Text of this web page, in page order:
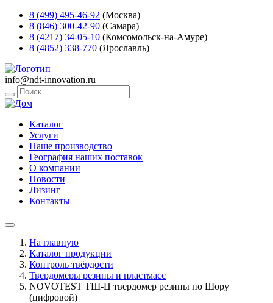
8 (499) 495-46-92 (Москва)
8 (846) 300-42-90 (Самара)
8 (4217) 34-05-10 (Комсомольск-на-Амуре)
8 (4852) 338-770 (Ярославль)
info@ndt-innovation.ru
Каталог
Услуги
Наше производство
География наших поставок
О компании
Новости
Лизинг
Контакты
На главную
Каталог продукции
Контроль твёрдости
Твердомеры резины и пластмасс
NOVOTEST ТШ-Ц твердомер резины по Шору
(цифровой)